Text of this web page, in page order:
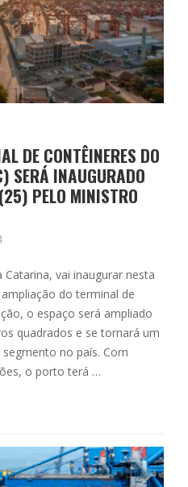
DE CONTÊINERES DO
SERÁ INAUGURADO
PELO MINISTRO
vai inaugurar nesta
do terminal de
o espaço será ampliado
quadrados e se tornará um
no país. Com
o porto terá …